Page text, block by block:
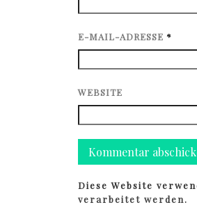
E-MAIL-ADRESSE *
WEBSITE
Diese Website
verarbeitet werden.